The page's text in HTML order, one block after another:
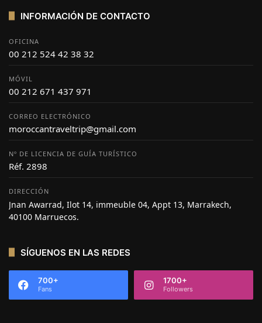
INFORMACIÓN DE CONTACTO
OFICINA
00 212 524 42 38 32
MÓVIL
00 212 671 437 971
CORREO ELECTRÓNICO
moroccantraveltrip@gmail.com
Nº DE LICENCIA DE GUÍA TURÍSTICO
Réf. 2898
DIRECCIÓN
Jnan Awarrad, Ilot 14, immeuble 04, Appt 13, Marrakech,
40100 Marruecos.
SÍGUENOS EN LAS REDES
700+
Fans
1700+
Followers